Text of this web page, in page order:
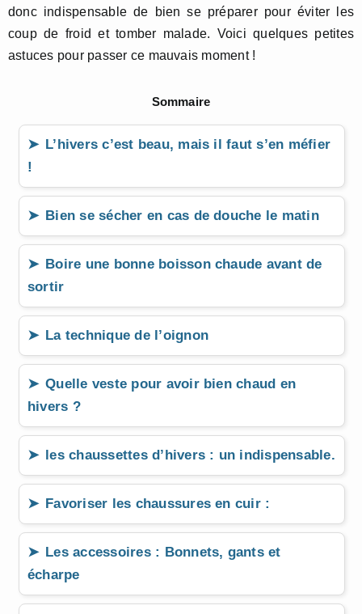
donc indispensable de bien se préparer pour éviter les
coup de froid et tomber malade. Voici quelques petites
astuces pour passer ce mauvais moment !
Sommaire
L’hivers c’est beau, mais il faut s’en méfier
!
Bien se sécher en cas de douche le matin
Boire une bonne boisson chaude avant de
sortir
La technique de l’oignon
Quelle veste pour avoir bien chaud en
hivers ?
les chaussettes d’hivers : un indispensable.
Favoriser les chaussures en cuir :
Les accessoires : Bonnets, gants et
écharpe